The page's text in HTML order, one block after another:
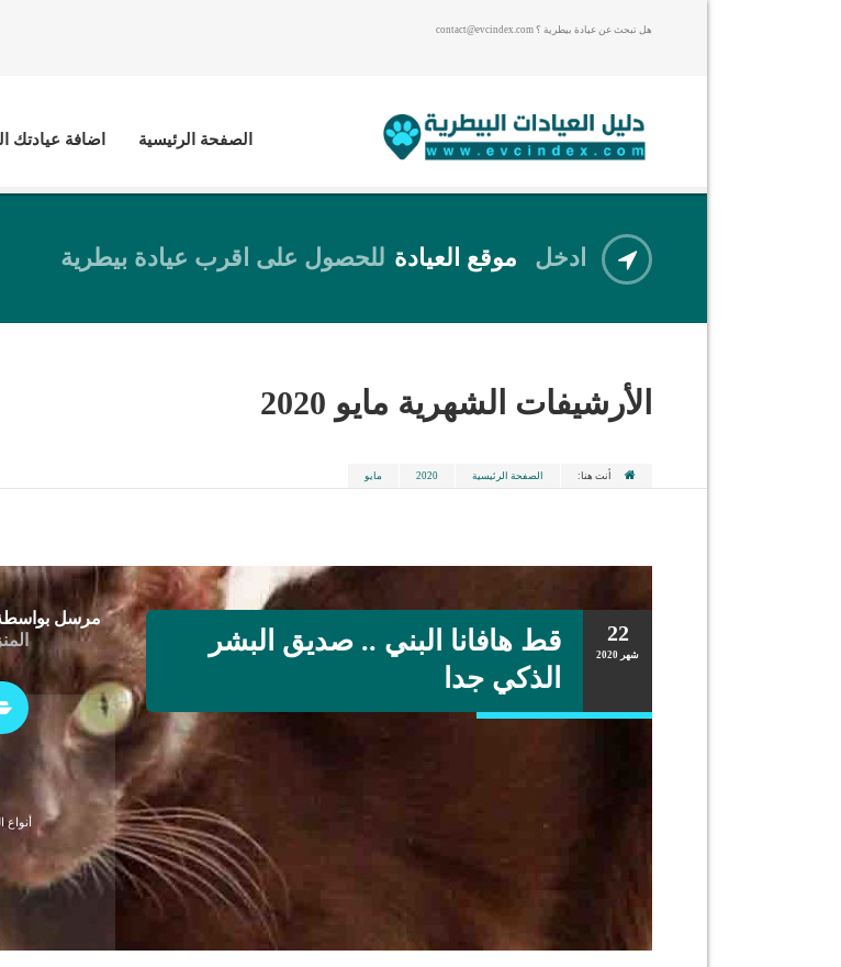
هل تبحث عن عيادة بيطرية ؟ contact@evcindex.com
الصفحة الرئيسية اضافة عيادتك
ادخل موقع العيادة للحصول على اقرب عيادة بيطرية
الأرشيفات الشهرية مايو 2020
أنت هنا: الصفحة الرئيسية 2020 مايو
22
شهر 2020
قط هافانا البني .. صديق البشر
الذكي جدا
مرسل
أنواع